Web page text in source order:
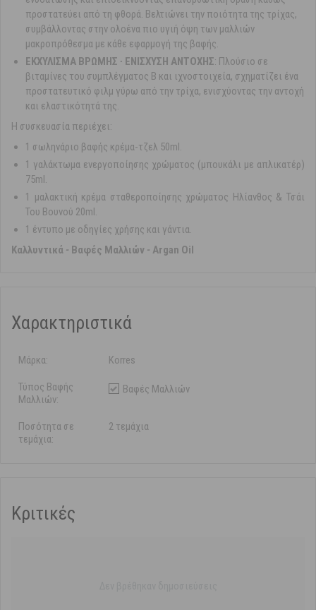
προστατεύει από τη φθορά. Βελτιώνει την ποιότητα της τρίχας,
συμβάλλοντας στην ολοένα πιο υγιή όψη των μαλλιών
μακροπρόθεσμα με κάθε εφαρμογή της βαφής.
ΕΚΧΥΛΙΣΜΑ ΒΡΩΜΗΣ ∙ ΕΝΙΣΧΥΣΗ ΑΝΤΟΧΗΣ: Πλούσιο σε
βιταμίνες του συμπλέγματος Β και ιχνοστοιχεία, σχηματίζει ένα
προστατευτικό φιλμ γύρω από την τρίχα, ενισχύοντας την αντοχή
και ελαστικότητά της.
Η συσκευασία περιέχει:
1 σωληνάριο βαφής κρέμα-τζελ 50ml.
1 γαλάκτωμα ενεργοποίησης χρώματος (μπουκάλι με απλικατέρ)
75ml.
1 μαλακτική κρέμα σταθεροποίησης χρώματος Ηλίανθος & Τσάι
Του Βουνού 20ml.
1 έντυπο με οδηγίες χρήσης και γάντια.
Καλλυντικά - Βαφές Μαλλιών - Argan Oil
Χαρακτηριστικά
Μάρκα: Korres
Τύπος Βαφής
Μαλλιών:
Βαφές Μαλλιών
Ποσότητα σε
τεμάχια:
2 τεμάχια
Κριτικές